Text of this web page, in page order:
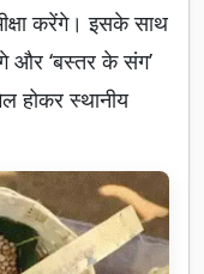
करेंगे। इसके साथ
और ‘बस्तर के संग’
होकर स्थानीय